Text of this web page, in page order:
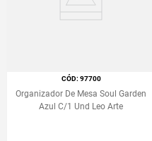
:97700
Organizador De Mesa Soul Garden
Azul C/1 Und Leo Arte